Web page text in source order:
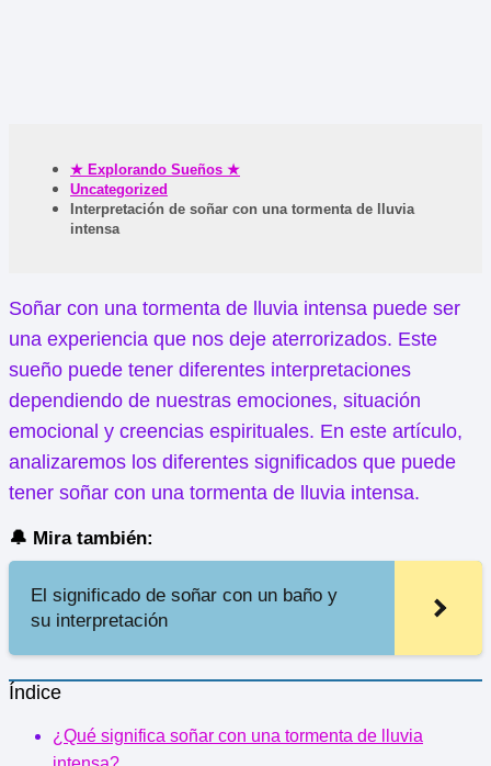
★ Explorando Sueños ★
Uncategorized
Interpretación de soñar con una tormenta de lluvia
intensa
Soñar con una tormenta de lluvia intensa puede ser
una experiencia que nos deje aterrorizados. Este
sueño puede tener diferentes interpretaciones
dependiendo de nuestras emociones, situación
emocional y creencias espirituales. En este artículo,
analizaremos los diferentes significados que puede
tener soñar con una tormenta de lluvia intensa.
🔔 Mira también:
El significado de soñar con un baño y
su interpretación
Índice
¿Qué significa soñar con una tormenta de lluvia